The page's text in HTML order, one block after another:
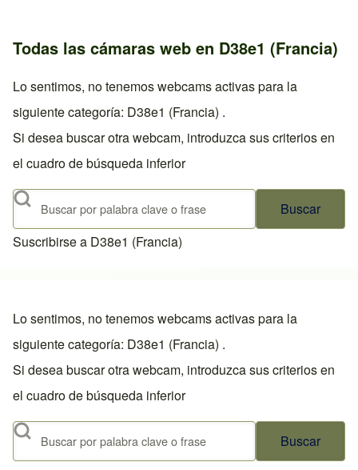
Todas las cámaras web en D38e1 (Francia)
Lo sentimos, no tenemos webcams activas para la
siguiente categoría: D38e1 (Francia) .
Si desea buscar otra webcam, introduzca sus criterios en
el cuadro de búsqueda inferior
Buscar
Suscribirse a D38e1 (Francia)
Lo sentimos, no tenemos webcams activas para la
siguiente categoría: D38e1 (Francia) .
Si desea buscar otra webcam, introduzca sus criterios en
el cuadro de búsqueda inferior
Buscar